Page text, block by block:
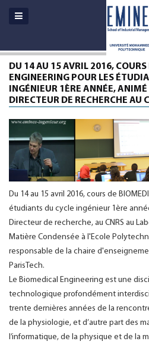
DU 14 AU 15 AVRIL 2016,
ENGINEERING POUR LES
INGÉNIEUR 1ÈRE ANNÉE,
DIRECTEUR DE RECHERCHE AU
Du 14 au 15 avril 2016, cours de
étudiants du cycle ingénieur 1ère
Directeur de recherche, au CNRS au
Matière Condensée à l'Ecole
responsable de la chaire
ParisTech.
Le Biomedical Engineering est une
technologique profondément
trente dernières années de la
de la physiologie, et d’autre part des
l’informatique, de la physique et de la